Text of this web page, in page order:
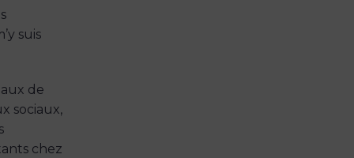
suis
de
sociaux,
chez